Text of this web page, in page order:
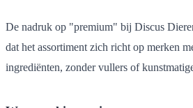
De nadruk op "premium" bij Discus
dat het assortiment zich richt op merken
ingrediënten, zonder vullers of